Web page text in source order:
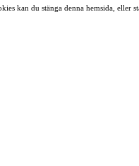
kan du stänga denna hemsida, eller